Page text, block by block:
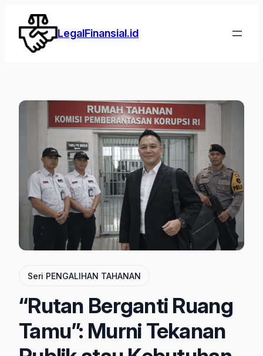
Lewati
konten
LegalFinansial.id
Seri PENGALIHAN TAHANAN
“Rutan Berganti Ruang
Tamu”: Murni Tekanan